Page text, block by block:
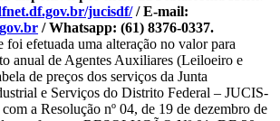
jucisdf// E-mail:
/ Whatsapp: (61) 8376-0337.
foi efetuada uma alteração no valor para
anual de Agentes Auxiliares (Leiloeiro e
de preços dos serviços da Junta
e Serviços do Distrito Federal – JUCIS-
a Resolução nº 04, de 19 de dezembro de